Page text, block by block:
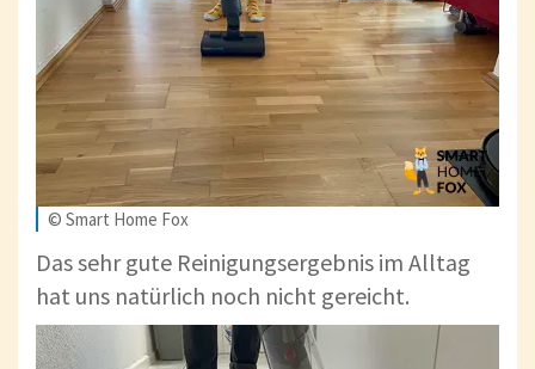
© Smart Home Fox
Das sehr gute Reinigungsergebnis im Alltag
hat uns natürlich noch nicht gereicht.